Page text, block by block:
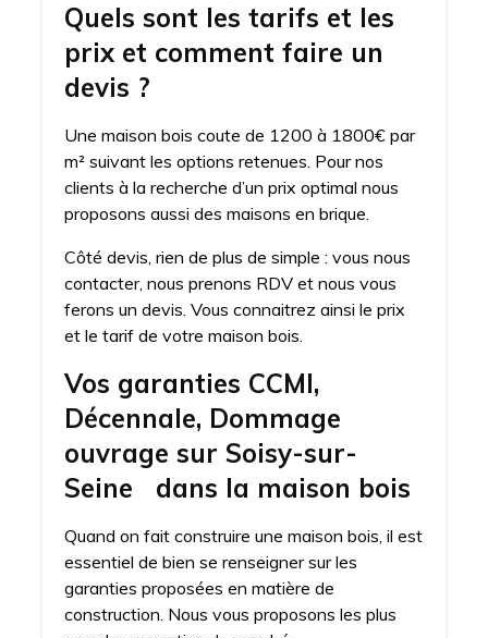
Quels sont les tarifs et les
prix et comment faire un
devis ?
Une maison bois coute de 1200 à 1800€ par
m² suivant les options retenues. Pour nos
clients à la recherche d’un prix optimal nous
proposons aussi des maisons en brique.
Côté devis, rien de plus de simple : vous nous
contacter, nous prenons RDV et nous vous
ferons un devis. Vous connaitrez ainsi le prix
et le tarif de votre maison bois.
Vos garanties CCMI,
Décennale, Dommage
ouvrage sur Soisy-sur-
Seine dans la maison bois
Quand on fait construire une maison bois, il est
essentiel de bien se renseigner sur les
garanties proposées en matière de
construction. Nous vous proposons les plus